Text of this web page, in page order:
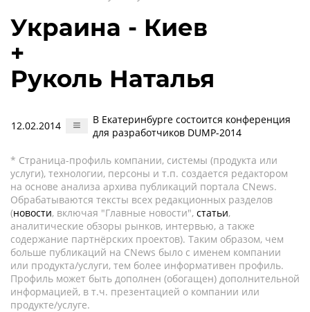
Украина - Киев
+
Руколь Наталья
12.02.2014
В Екатеринбурге состоится конференция
для разработчиков DUMP-2014
* Страница-профиль компании, системы (продукта или
услуги), технологии, персоны и т.п. создается редактором
на основе анализа архива публикаций портала CNews.
Обрабатываются тексты всех редакционных разделов
(новости, включая "Главные новости", статьи,
аналитические обзоры рынков, интервью, а также
содержание партнёрских проектов). Таким образом, чем
больше публикаций на CNews было с именем компании
или продукта/услуги, тем более информативен профиль.
Профиль может быть дополнен (обогащен) дополнительной
информацией, в т.ч. презентацией о компании или
продукте/услуге.